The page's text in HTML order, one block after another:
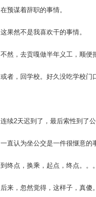
在预谋着辞职的事情。
这果然不是我喜欢干的事情。
不然，去贡嘎做半年义工，顺便
或者，回学校。好久没吃学校门
连续2天迟到了，最后索性到了
一直认为坐公交是一件很惬意的
到终点，换乘，起点，终点。。。
后来，忽然觉得，这样子，真傻。